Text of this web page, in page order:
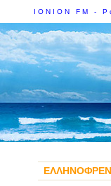
IONION FM -